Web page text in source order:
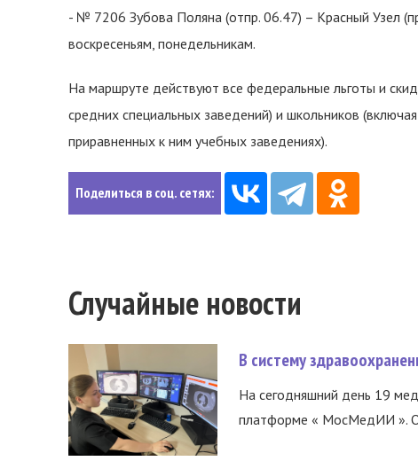
- № 7206 Зубова Поляна (отпр. 06.47) – Красный Узел
воскресеньям, понедельникам.
На маршруте действуют все федеральные льготы и
средних специальных заведений) и школьников
приравненных к ним учебных заведениях).
Поделиться в соц. сетях:
Случайные новости
В систему
На сегодняшний день 19
платформе « МосМедИИ ».